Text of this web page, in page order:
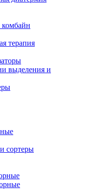
комбайн
терапия
выделения и
сортеры